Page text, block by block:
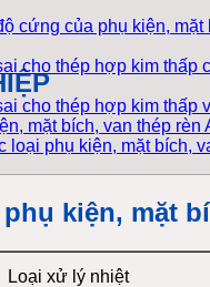
cứng của phụ kiện,
cho thép hợp kim
cho thép hợp kim
mặt bích, van thép rèn
loại phụ kiện, mặt bích,
kiện, mặt
Loại xử lý nhiệt